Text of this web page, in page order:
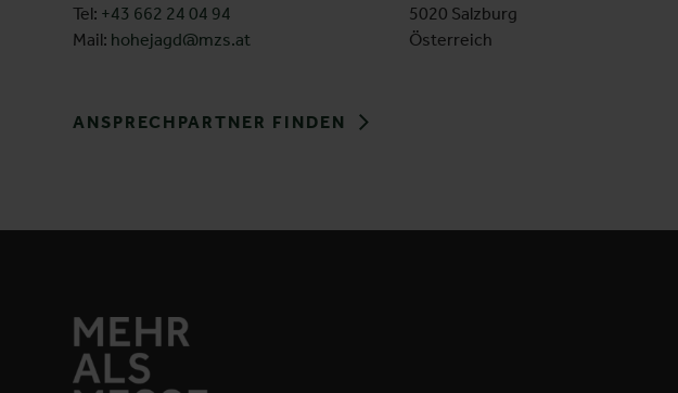
Tel: +43 662 24 04 94
Mail: hohejagd@mzs.at
5020 Salzburg
Österreich
ANSPRECHPARTNER FINDEN